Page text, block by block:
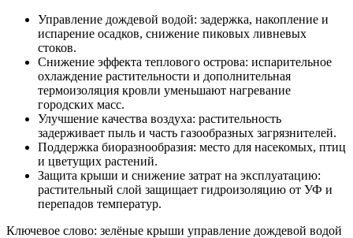
Управление дождевой водой: задержка, накопление и
испарение осадков, снижение пиковых ливневых
стоков.
Снижение эффекта теплового острова: испарительное
охлаждение растительности и дополнительная
термоизоляция кровли уменьшают нагревание
городских масс.
Улучшение качества воздуха: растительность
задерживает пыль и часть газообразных загрязнителей.
Поддержка биоразнообразия: место для насекомых, птиц
и цветущих растений.
Защита крыши и снижение затрат на эксплуатацию:
растительный слой защищает гидроизоляцию от УФ и
перепадов температур.
Ключевое слово: зелёные крыши управление дождевой водой